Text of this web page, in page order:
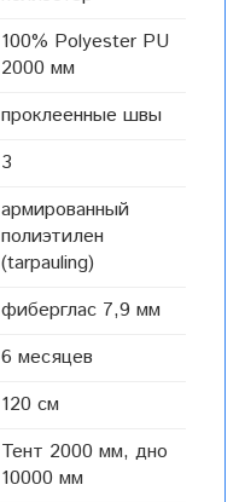
100% Polyester PU
2000 мм
проклеенные швы
3
армированный
полиэтилен
(tarpauling)
фиберглас 7,9 мм
6 месяцев
120 см
Тент 2000 мм, дно
10000 мм